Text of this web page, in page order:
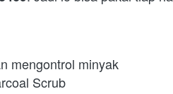
mengontrol minyak
Scrub